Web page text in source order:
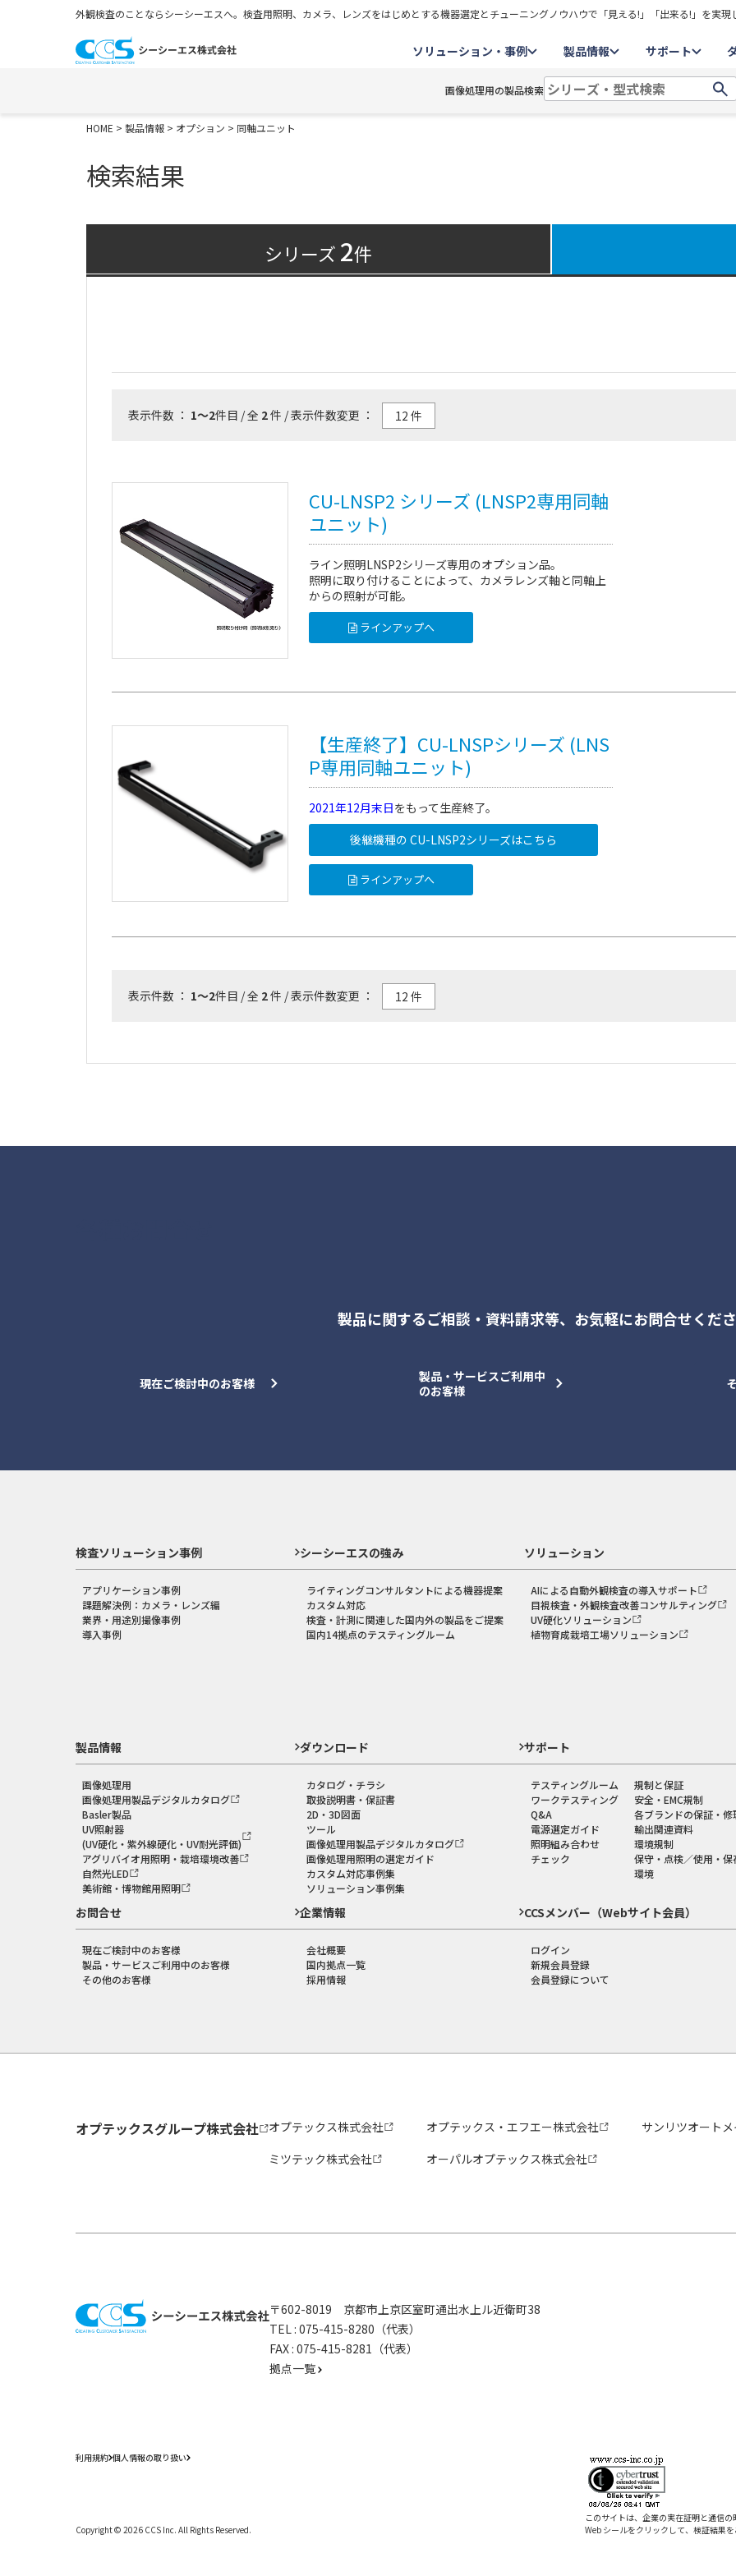
外観検査のことならシーシーエスへ。検査用照明、カメラ、レンズをはじめとする機器選定とチューニングノウハウで「見える!」「出来る!」を実現
ソリューション・事例 製品情報 サポート
画像処理用の製品検索
HOME > 製品情報 > オプション > 同軸ユニット
検索結果
シリーズ 2件
表示件数 ： 1～2件目 / 全 2件 / 表示件数変更 ：
CU-LNSP2 シリーズ (LNSP2専用同軸
ユニット)
ライン照明LNSP2シリーズ専用のオプション品。
照明に取り付けることによって、カメラレンズ軸と同軸上
からの照射が可能。
ラインアップへ
【生産終了】CU-LNSPシリーズ (LNS
P専用同軸ユニット)
2021年12月末日をもって生産終了。
後継機種の CU-LNSP2シリーズはこちら
ラインアップへ
表示件数 ： 1～2件目 / 全 2件 / 表示件数変更 ：
製品に関するご相談・資料請求等、 お気軽にお問合せくだ
現在ご検討中のお客様
製品・サービスご利用中
のお客様
検査ソリューション事例
アプリケーション事例
課題解決例：カメラ・レンズ編
業界・用途別撮像事例
導入事例
シーシーエスの強み
ライティングコンサルタントによる機器提案
カスタム対応
検査・計測に関連した国内外の製品をご提案
国内14拠点のテスティングルーム
ソリューション
AIによる自動外観検査の導入サポート
目視検査・外観検査改善コンサルティング
UV硬化ソリューション
植物育成栽培工場ソリューション
製品情報
画像処理用
画像処理用製品デジタルカタログ
Basler製品
UV照射器
(UV硬化・紫外線硬化・UV耐光評価)
アグリバイオ用照明・栽培環境改善
自然光LED
美術館・博物館用照明
ダウンロード
カタログ・チラシ
取扱説明書・保証書
2D・3D図面
ツール
画像処理用製品デジタルカタログ
画像処理用照明の選定ガイド
カスタム対応事例集
ソリューション事例集
サポート
テスティングルーム
ワークテスティング
Q&A
電源選定ガイド
照明組み合わせ
チェック
規制と保証
安全・EMC規制
各ブランドの保証・修
輸出関連資料
環境規制
保守・点検／使用・保
環境
お問合せ
現在ご検討中のお客様
製品・サービスご利用中のお客様
その他のお客様
企業情報
会社概要
国内拠点一覧
採用情報
CCSメンバー（Webサイト会員）
ログイン
新規会員登録
会員登録について
オプテックスグループ株式会社 オプテックス株式会社 オプテックス・エフエー株式会社
サンリツオート
ミツテック株式会社
オーパルオプテックス株式会社
〒602-8019 京都市上京区室町通出水上ル近衛町38
TEL : 075-415-8280（代表）
FAX : 075-415-8281（代表）
拠点一覧
利用規約 個人情報の取り扱い
Copyright © 2026 CCS Inc. All Rights Reserved.
このサイトは、企業の実在証明と通信
Web シールをクリックして、検証結果